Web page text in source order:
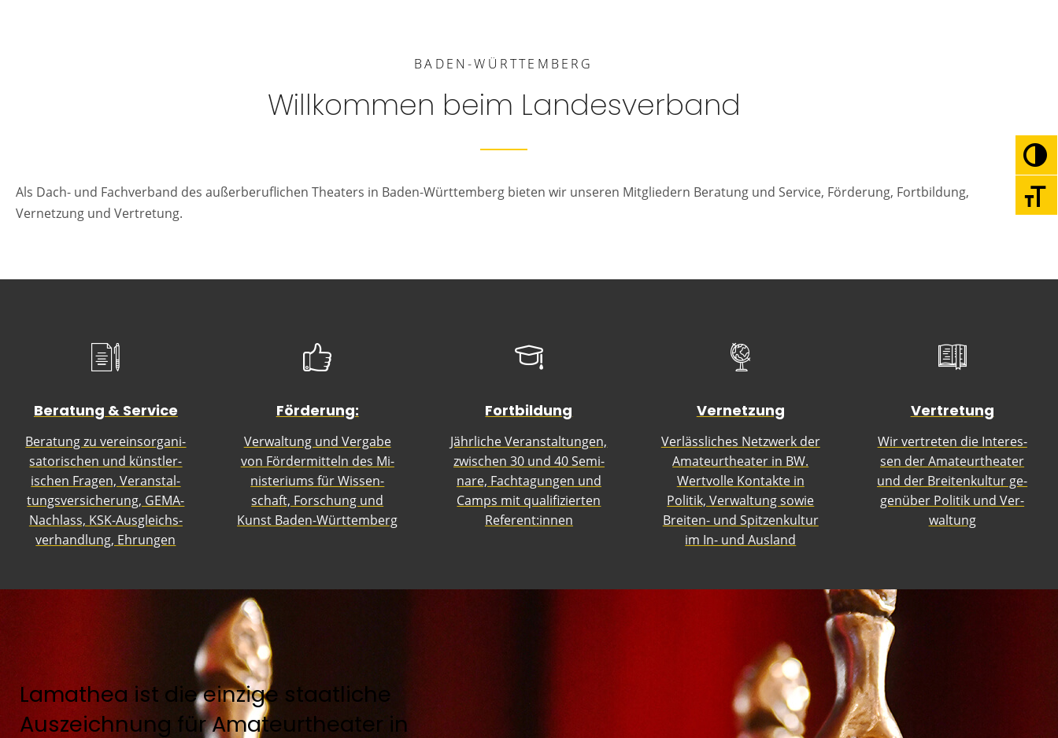
BADEN-WÜRTTEMBERG
Willkommen beim Landesverband
Als Dach- und Fachverband des außerberuflichen Theaters in Baden-Württemberg bieten wir unseren Mitgliedern Beratung und Service, Förderung, Fortbildung,
Vernetzung und Vertretung.
Be­ra­tung & Ser­vice
Be­ra­tung zu ver­eins­or­ga­ni­
sa­to­ri­schen und künst­ler­
isch­en Fra­gen, Ver­an­stal­
tungs­ver­si­cher­ung, GE­MA-
Nach­lass, KSK-Aus­gleichs­
ver­han­dlung, Eh­run­gen
Förderung:
Ver­wal­tung und Ver­ga­be
von För­der­mit­teln des Mi­
nis­ter­iums für Wis­sen­
schaft, For­schung und
Kunst Ba­den-Würt­tem­berg
Fortbildung
Jähr­li­che Ver­an­stal­tung­en,
zwi­schen 30 und 40 Se­mi­
na­re, Fach­ta­gung­en und
Camps mit qua­li­fi­zier­ten
Re­fe­rent:innen
Vernetzung
Verlässliches Netzwerk der
Ama­teur­the­a­ter in BW.
Wert­vol­le Kon­tak­te in
Politik, Ver­walt­ung so­wie
Brei­ten- und Spit­zen­kul­tur
im In- und Aus­land
Vertretung
Wir ver­tret­en die In­te­res­
sen der Ama­teur­the­a­ter
und der Brei­ten­kul­tur ge­
gen­ü­ber Po­li­tik und Ver­
walt­ung
Lamathea ist die einzige staatliche
Auszeichnung für Amateurtheater in